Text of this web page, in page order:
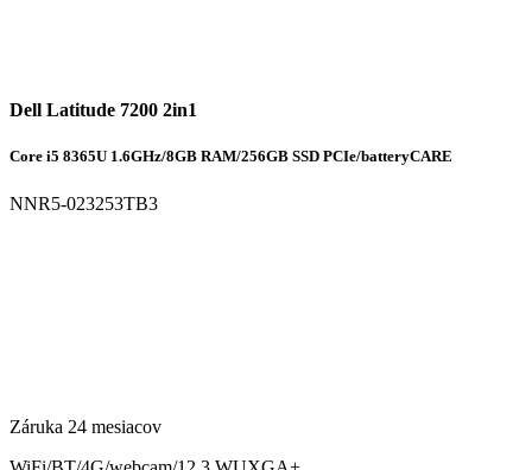
Dell Latitude 7200 2in1
Core i5 8365U 1.6GHz/8GB RAM/256GB SSD PCIe/batteryCARE
NNR5-023253TB3
Záruka 24 mesiacov